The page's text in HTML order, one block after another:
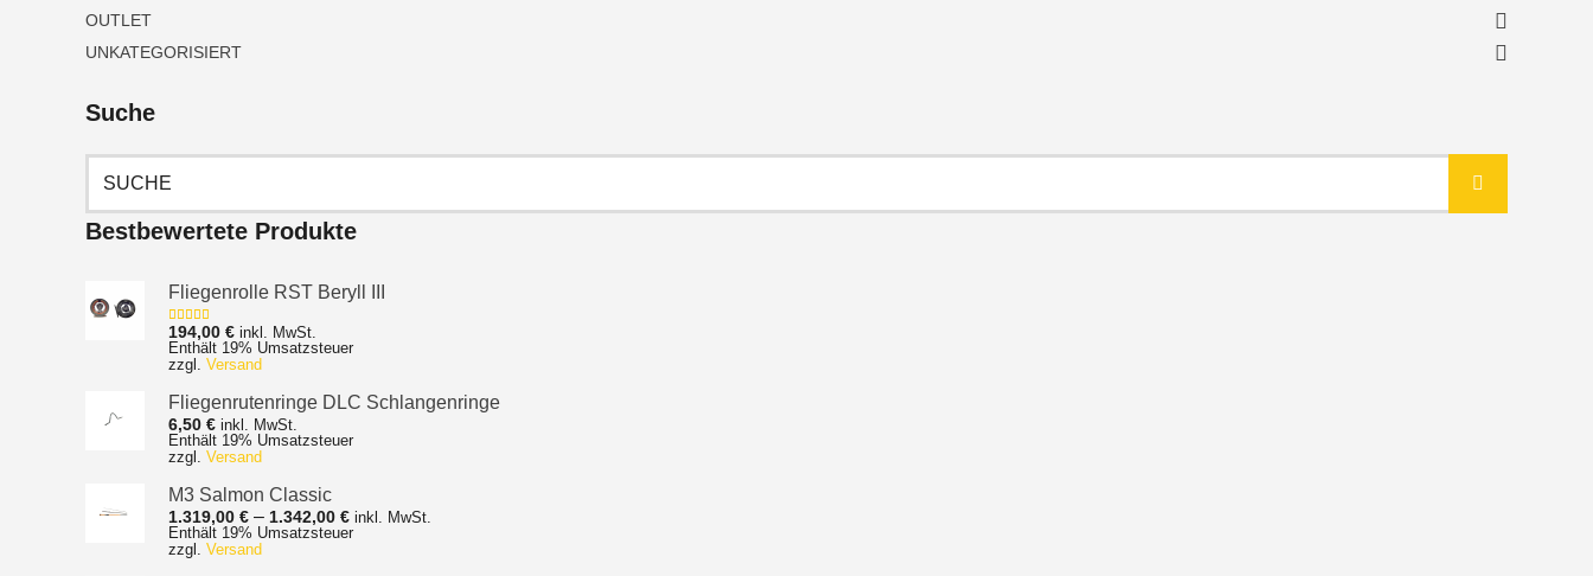
OUTLET
UNKATEGORISIERT
Suche
nach:
Bestbewertete Produkte
Fliegenrolle RST Beryll III
Bewertet mit
5.00von 5
194,00 € inkl. MwSt.
Enthält 19% Umsatzsteuer
zzgl. Versand
Fliegenrutenringe DLC Schlangenringe
6,50 € inkl. MwSt.
Enthält 19% Umsatzsteuer
zzgl. Versand
M3 Salmon Classic
1.319,00 € – 1.342,00 €Preisspanne:
1.319,00 €
inkl. MwSt.
Enthält 19% Umsatzsteuer
zzgl. Versand